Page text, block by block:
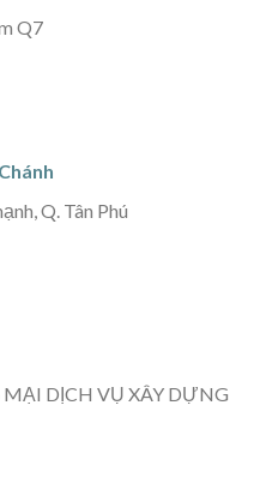
Q7
Q. Tân Phú
DỊCH VỤ XÂY DỰNG